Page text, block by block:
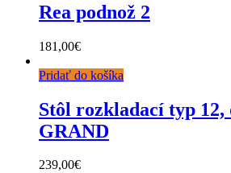
Rea podnož 2
181,00€
Pridať do košíka
Stôl rozkladací typ 12,
GRAND
239,00€